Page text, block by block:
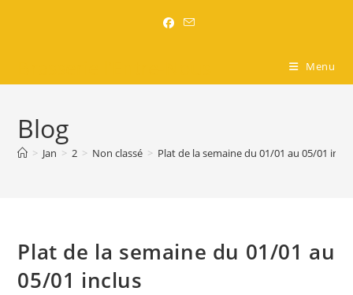
Menu
Blog
> Jan > 2 > Non classé > Plat de la semaine du 01/01 au 05/01
Plat de la semaine du 01/01 au
05/01 inclus